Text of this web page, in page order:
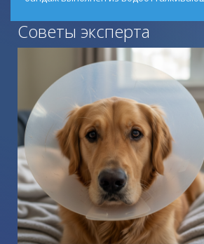
Советы эксперта